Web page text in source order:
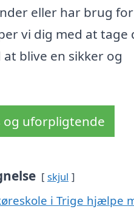
eller har brug for
vi dig med at tage
blive en sikker og
og uforpligtende
skjul
i Trige hjælpe